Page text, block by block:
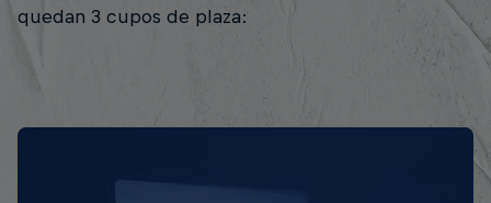
quedan 3 cupos de plaza: